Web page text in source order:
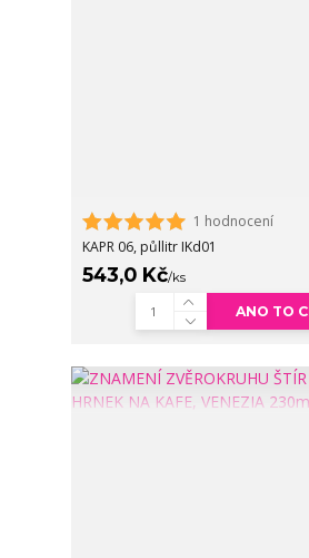
1 hodnocení
KAPR 06, půllitr IKd01
543,0 Kč/ks
ANO TO